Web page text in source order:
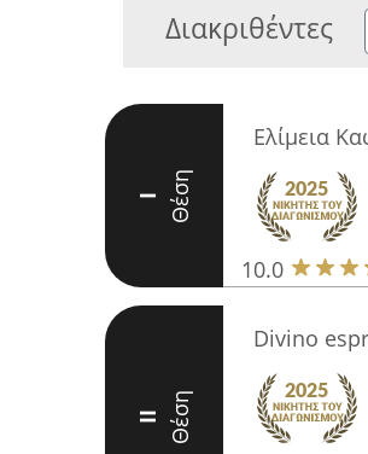
Διακριθέντες
I Θέση
Ελίμεια
10.0
II Θέση
Divino